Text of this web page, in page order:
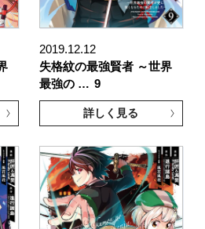
2019.12.12
失格紋の最強賢者 ～世界
最強の … 9
詳しく見る